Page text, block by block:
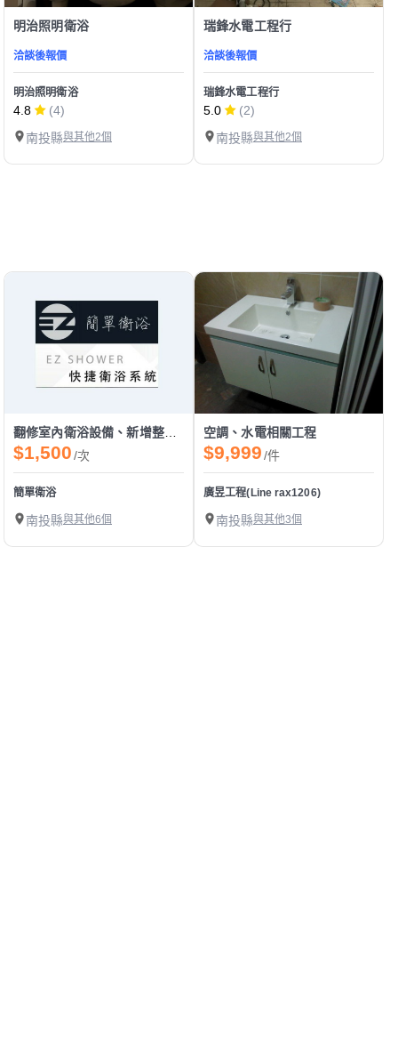
明治照明衛浴
洽談後報價
明治照明衛浴
4.8
(4)
南投縣與其他2個
瑞鋒水電工程行
洽談後報價
瑞鋒水電工程行
5.0
(2)
南投縣與其他2個
翻修室內衛浴設備、新增整體衛浴設備、整體裝潢
$1,500/次
簡單衛浴
南投縣與其他6個
空調、水電相關工程
$9,999/件
廣昱工程(Line rax1206)
南投縣與其他3個